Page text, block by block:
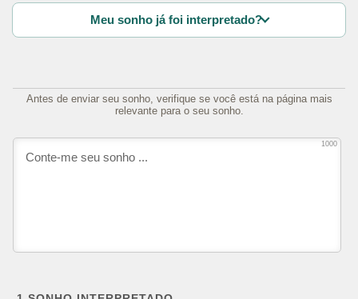
Meu sonho já foi interpretado?
Antes de enviar seu sonho, verifique se você está na página mais
relevante para o seu sonho.
1000